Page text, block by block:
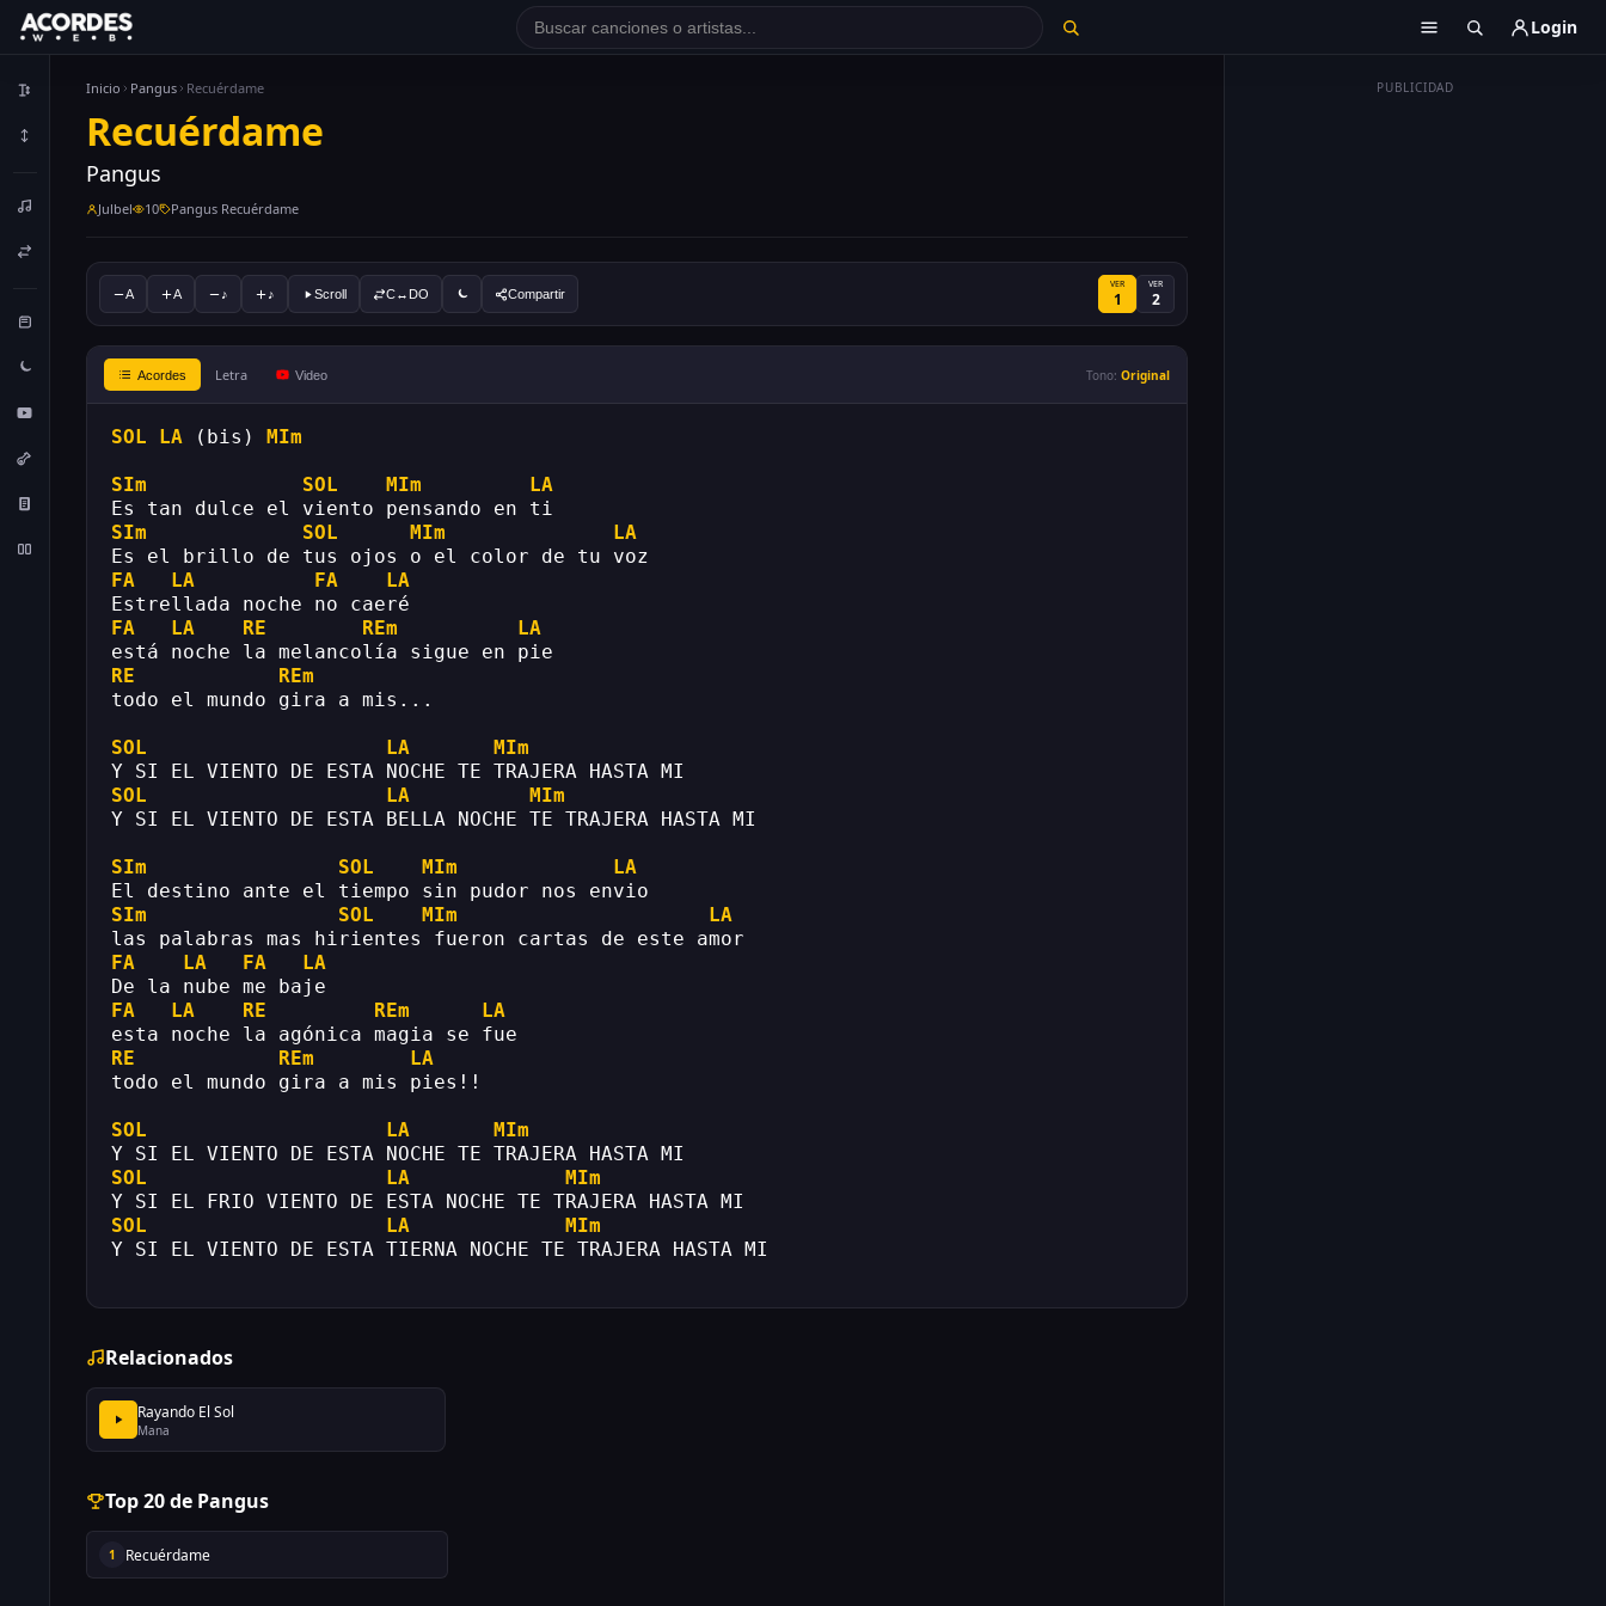
Login
PUBLICIDAD
Inicio Pangus Recuérdame
Recuérdame
Pangus
Julbel 10 Pangus Recuérdame
A A ♪ ♪ Scroll C↔DO Compartir
VER
1
VER
2
Acordes Letra Video Tono: Original
SOL LA (bis) MIm
SIm SOL MIm
LA
Es tan dulce el viento pensando en ti
SIm
SOL MIm
LA
Es el brillo de tus ojos o el color de tu voz
FA
LA FA
LA
Estrellada noche no caeré
FA
LA RE REm
LA
está noche la melancolía sigue en pie
RE
REm
todo el mundo gira a mis...
SOL LA
MIm
Y SI EL VIENTO DE ESTA NOCHE TE TRAJERA HASTA MI
SOL
LA
MIm
Y SI EL VIENTO DE ESTA BELLA NOCHE TE TRAJERA HASTA MI
SIm SOL MIm
LA
El destino ante el tiempo sin pudor nos envio
SIm
SOL MIm
LA
las palabras mas hirientes fueron cartas de este amor
FA
LA FA
LA
De la nube me baje
FA
LA RE REm
LA
esta noche la agónica magia se fue
RE
REm
LA
todo el mundo gira a mis pies!!
SOL LA
MIm
Y SI EL VIENTO DE ESTA NOCHE TE TRAJERA HASTA MI
SOL
LA
MIm
Y SI EL FRIO VIENTO DE ESTA NOCHE TE TRAJERA HASTA MI
SOL
LA
MIm
Y SI EL VIENTO DE ESTA TIERNA NOCHE TE TRAJERA HASTA MI
Relacionados
Rayando El Sol
Mana
Top 20 de Pangus
1 Recuérdame